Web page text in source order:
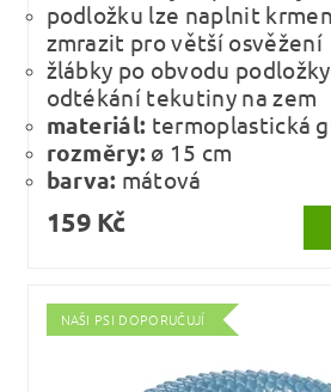
podložku lze naplnit
zmrazit pro větší osvěžení
žlábky po obvodu
odtékání tekutiny na zem
materiál: termoplastická
rozměry: ø 15 cm
barva: mátová
159 Kč
NAŠI PSI DOPORUČUJÍ